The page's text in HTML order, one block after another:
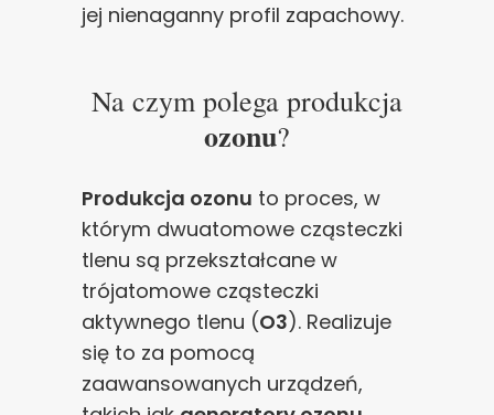
jej nienaganny profil zapachowy.
Na czym polega produkcja
ozonu?
Produkcja ozonu to proces, w
którym dwuatomowe cząsteczki
tlenu są przekształcane w
trójatomowe cząsteczki
aktywnego tlenu (O3). Realizuje
się to za pomocą
zaawansowanych urządzeń,